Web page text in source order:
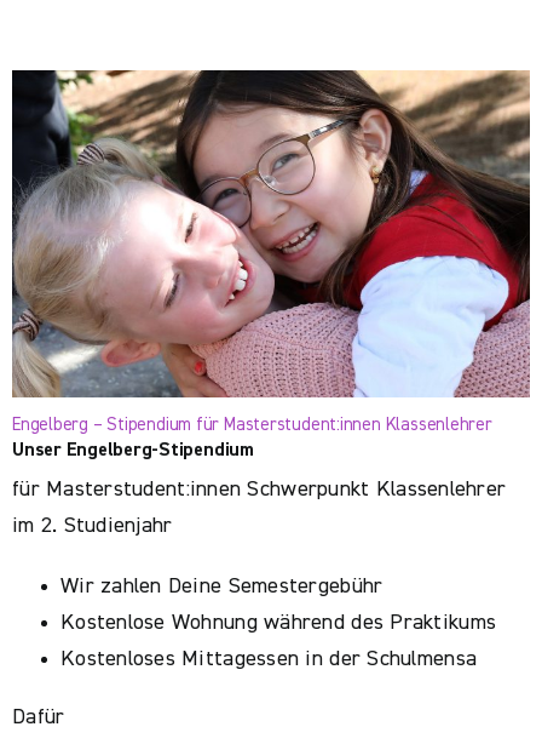
Engelberg – Stipendium für Masterstudent:innen Klassenlehrer
Unser Engelberg-Stipendium
für Masterstudent:innen Schwerpunkt Klassenlehrer
im 2. Studienjahr
Wir zahlen Deine Semestergebühr
Kostenlose Wohnung während des Praktikums
Kostenloses Mittagessen in der Schulmensa
Dafür